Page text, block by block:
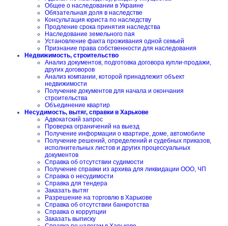
Общее о наследовании в Украине
Обязательная доля в наследстве
Консультация юриста по наследству
Продление срока принятия наследства
Наследование земельного пая
Установление факта проживания одной семьей
Признание права собственности для наследования
Недвижимость, строительство
Анализ документов, подготовка договора купли-продажи,
других договоров
Анализ компании, которой принадлежит объект
недвижимости
Получение документов для начала и окончания
строительства
Объединение квартир
Несудимость, вытяг, справки в Харькове
Адвокатский запрос
Проверка ограничений на выезд
Получение информации о квартире, доме, автомобиле
Получение решений, определений и судебных приказов,
исполнительных листов и других процессуальных
документов
Справка об отсутствии судимости
Получение справки из архива для ликвидации ООО, ЧП
Справка о несудимости
Справка для тендера
Заказать вытяг
Разрешение на торговлю в Харькове
Справка об отсутствии банкротства
Справка о коррупции
Заказать выписку